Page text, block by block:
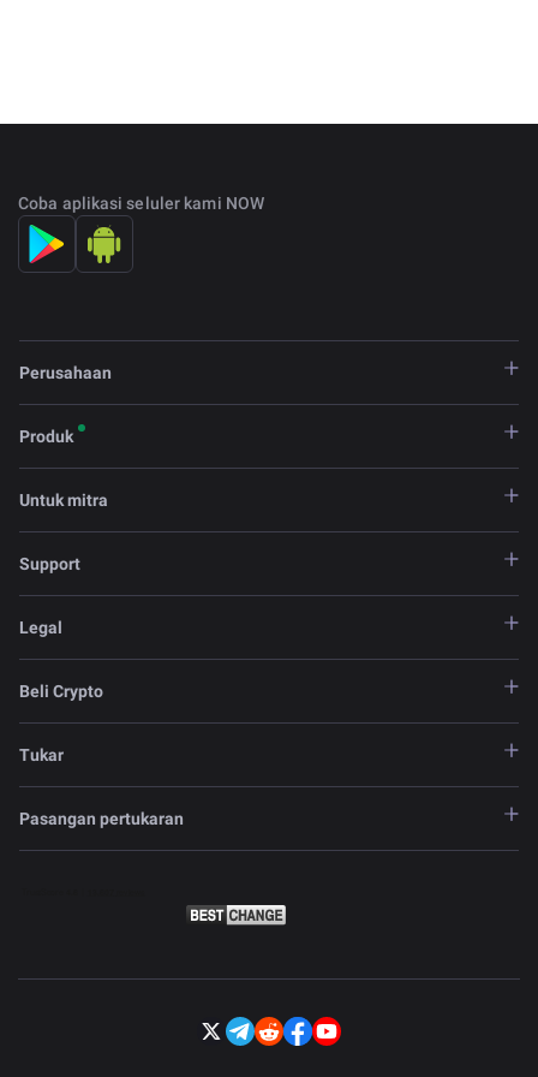
Coba aplikasi seluler kami NOW
Perusahaan
Produk
Untuk mitra
Support
Legal
Beli Crypto
Tukar
Pasangan pertukaran